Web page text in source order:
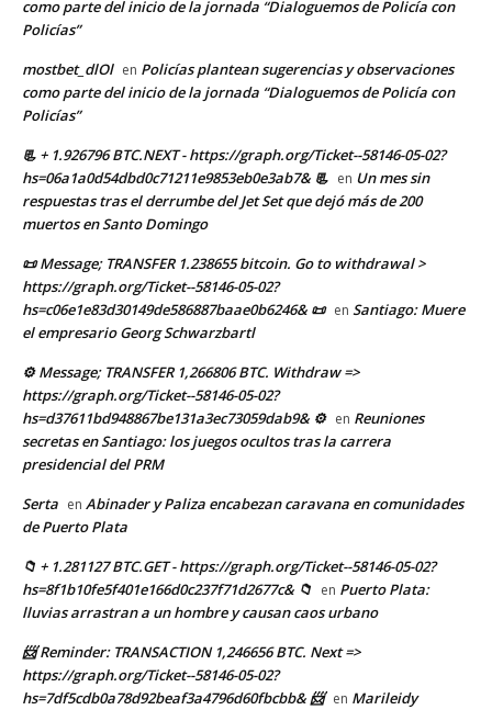
como parte del inicio de la jornada “Dialoguemos de Policía con
Policías”
mostbet_dlOl en Policías plantean sugerencias y observaciones
como parte del inicio de la jornada “Dialoguemos de Policía con
Policías”
📃 + 1.926796 BTC.NEXT - https://graph.org/Ticket--58146-05-02?
hs=06a1a0d54dbd0c71211e9853eb0e3ab7& 📃 en Un mes sin
respuestas tras el derrumbe del Jet Set que dejó más de 200
muertos en Santo Domingo
📜 Message; TRANSFER 1.238655 bitcoin. Go to withdrawal >
https://graph.org/Ticket--58146-05-02?
hs=c06e1e83d30149de586887baae0b6246& 📜 en Santiago: Muere
el empresario Georg Schwarzbartl
⚙ Message; TRANSFER 1,266806 BTC. Withdraw =>
https://graph.org/Ticket--58146-05-02?
hs=d37611bd948867be131a3ec73059dab9& ⚙ en Reuniones
secretas en Santiago: los juegos ocultos tras la carrera
presidencial del PRM
Serta en Abinader y Paliza encabezan caravana en comunidades
de Puerto Plata
📁 + 1.281127 BTC.GET - https://graph.org/Ticket--58146-05-02?
hs=8f1b10fe5f401e166d0c237f71d2677c& 📁 en Puerto Plata:
lluvias arrastran a un hombre y causan caos urbano
📨 Reminder: TRANSACTION 1,246656 BTC. Next =>
https://graph.org/Ticket--58146-05-02?
hs=7df5cdb0a78d92beaf3a4796d60fbcbb& 📨 en Marileidy